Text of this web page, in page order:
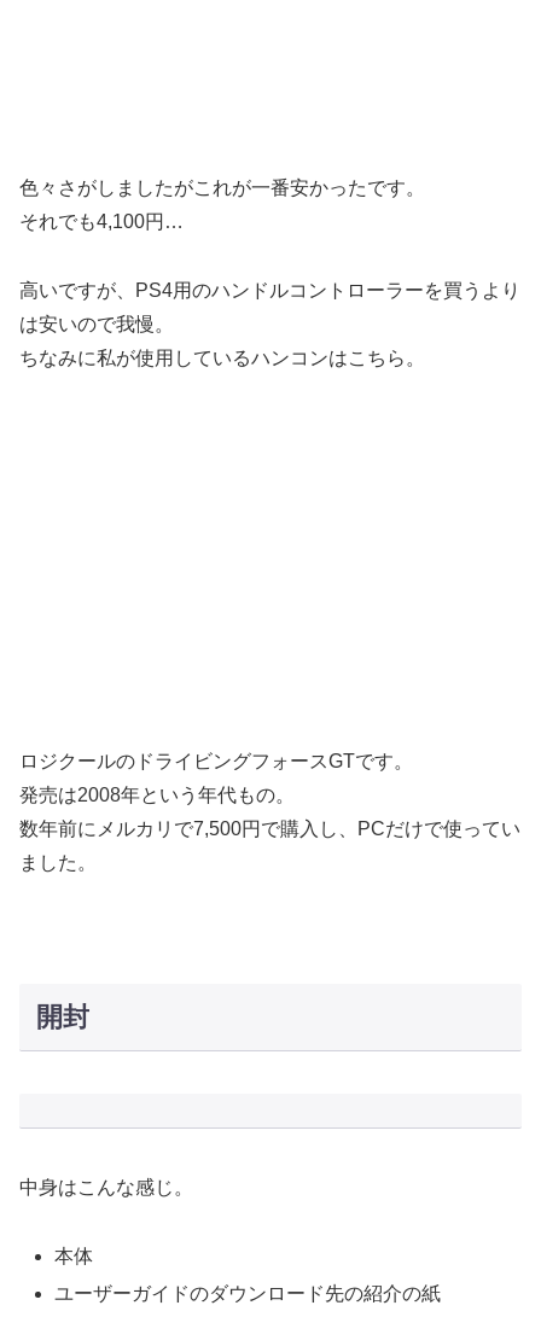
色々さがしましたがこれが一番安かったです。
それでも4,100円…
高いですが、PS4用のハンドルコントローラーを買うより
は安いので我慢。
ちなみに私が使用しているハンコンはこちら。
ロジクールのドライビングフォースGTです。
発売は2008年という年代もの。
数年前にメルカリで7,500円で購入し、PCだけで使ってい
ました。
開封
中身はこんな感じ。
本体
ユーザーガイドのダウンロード先の紹介の紙